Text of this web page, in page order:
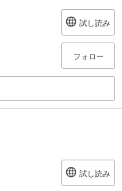
試し読み
フォロー
試し読み